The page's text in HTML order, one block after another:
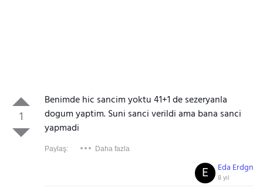
1
Benimde hic sancim yoktu 41+1 de sezeryanla
dogum yaptim. Suni sanci verildi ama bana sanci
yapmadi
Paylaş: Daha fazla
Eda Erdgn
8 yıl
E